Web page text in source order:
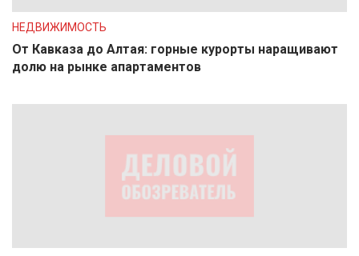
НЕДВИЖИМОСТЬ
От Кавказа до Алтая: горные курорты наращивают
долю на рынке апартаментов